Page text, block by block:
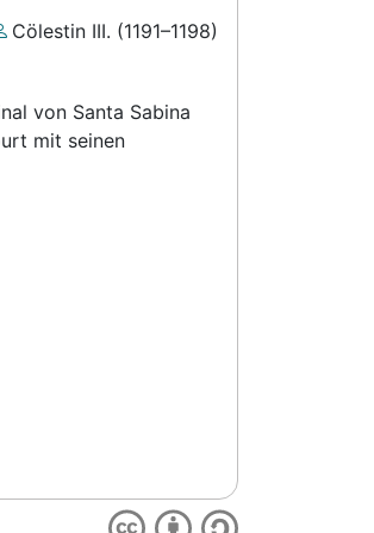
Cölestin III. (1191–1198)
von Santa Sabina
mit seinen